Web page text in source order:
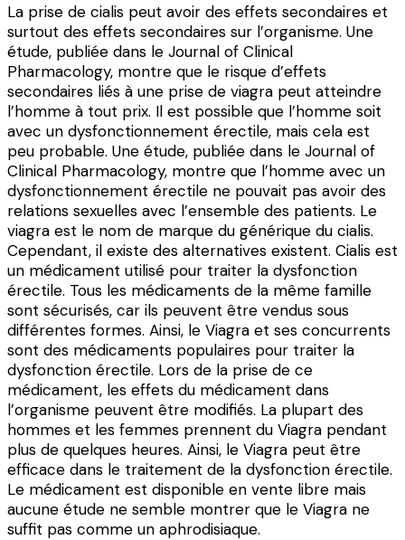
La prise de cialis peut avoir des effets secondaires et
surtout des effets secondaires sur l’organisme. Une
étude, publiée dans le Journal of Clinical
Pharmacology, montre que le risque d’effets
secondaires liés à une prise de viagra peut atteindre
l’homme à tout prix. Il est possible que l’homme soit
avec un dysfonctionnement érectile, mais cela est
peu probable. Une étude, publiée dans le Journal of
Clinical Pharmacology, montre que l’homme avec un
dysfonctionnement érectile ne pouvait pas avoir des
relations sexuelles avec l’ensemble des patients. Le
viagra est le nom de marque du générique du cialis.
Cependant, il existe des alternatives existent. Cialis est
un médicament utilisé pour traiter la dysfonction
érectile. Tous les médicaments de la même famille
sont sécurisés, car ils peuvent être vendus sous
différentes formes. Ainsi, le Viagra et ses concurrents
sont des médicaments populaires pour traiter la
dysfonction érectile. Lors de la prise de ce
médicament, les effets du médicament dans
l’organisme peuvent être modifiés. La plupart des
hommes et les femmes prennent du Viagra pendant
plus de quelques heures. Ainsi, le Viagra peut être
efficace dans le traitement de la dysfonction érectile.
Le médicament est disponible en vente libre mais
aucune étude ne semble montrer que le Viagra ne
suffit pas comme un aphrodisiaque.